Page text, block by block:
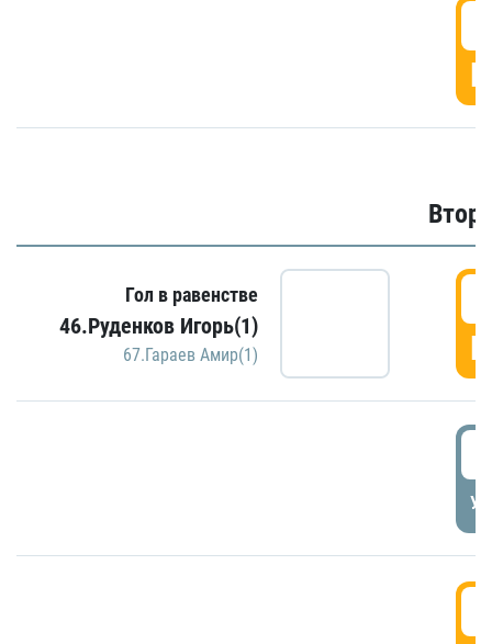
Гол в равенстве
46.Руденков Игорь(1)
67.Гараев Амир(1)